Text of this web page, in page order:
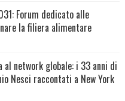
Forum dedicato alle
la filiera alimentare
al network globale: i 33 anni di
Nesci raccontati a New York